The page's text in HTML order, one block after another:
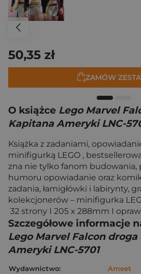
50,35 zł
ZAMÓW
O książce Lego Marvel
Kapitana Ameryki LNC-
Książka z zadaniami,
minifigurką LEGO ,
zna nie tylko fanom budowania,
humoru opowiadanie oraz
zadania, łamigłówki i labirynty,
kolekcjonerów – minifigurka
32 strony I 205 x 288mm I
Szczegółowe informacje
Lego Marvel Falcon
Ameryki LNC-5701
Wydawnictwo:
Ameet